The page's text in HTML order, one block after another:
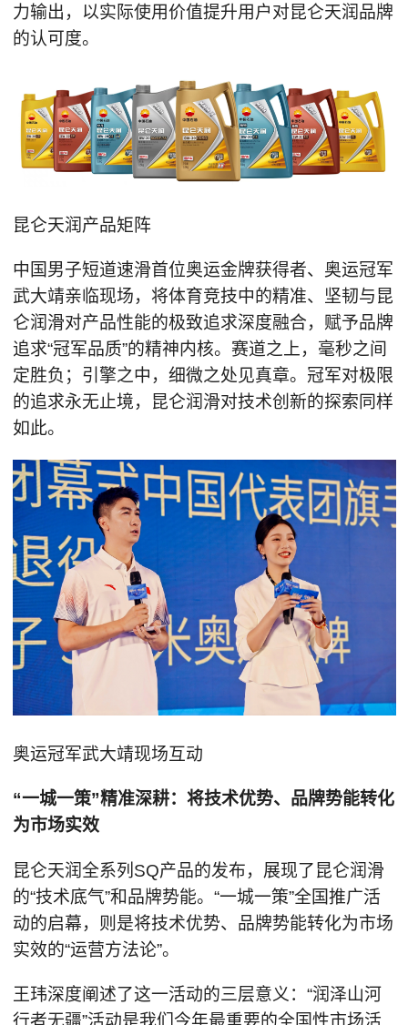
力输出，以实际使用价值提升用户对昆仑天润品牌
的认可度。
昆仑天润产品矩阵
中国男子短道速滑首位奥运金牌获得者、奥运冠军
武大靖亲临现场，将体育竞技中的精准、坚韧与昆
仑润滑对产品性能的极致追求深度融合，赋予品牌
追求“冠军品质”的精神内核。赛道之上，毫秒之间
定胜负；引擎之中，细微之处见真章。冠军对极限
的追求永无止境，昆仑润滑对技术创新的探索同样
如此。
奥运冠军武大靖现场互动
“一城一策”精准深耕：将技术优势、品牌势能转化
为市场实效
昆仑天润全系列SQ产品的发布，展现了昆仑润滑
的“技术底气”和品牌势能。“一城一策”全国推广活
动的启幕，则是将技术优势、品牌势能转化为市场
实效的“运营方法论”。
王玮深度阐述了这一活动的三层意义：“润泽山河
行者无疆”活动是我们今年最重要的全国性市场活